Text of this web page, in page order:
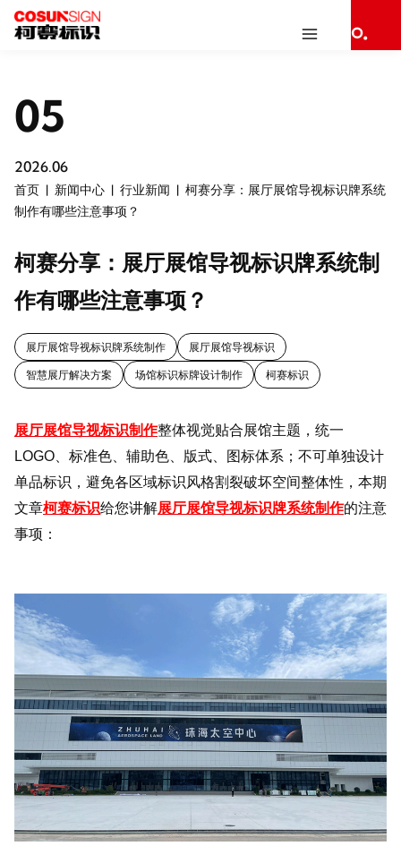
首页 新闻中心 行业新闻
柯赛分享：展厅展馆导视标识牌系统
制作有哪些注意事项？
柯赛分享：展厅展馆导视标识牌系统制
作有哪些注意事项？
展厅展馆导视标识牌系统制作 展厅展馆导视标识
智慧展厅解决方案 场馆标识标牌设计制作 柯赛标识
05
2026.06
展厅展馆导视标识制作整体视觉贴合展馆主题，统一
LOGO、标准色、辅助色、版式、图标体系；不可单独设计
单品标识，避免各区域标识风格割裂破坏空间整体性，本期
文章柯赛标识给您讲解展厅展馆导视标识牌系统制作的注意
事项：